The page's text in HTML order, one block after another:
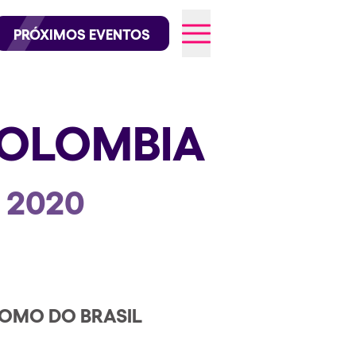
en Instagram
en TikTok
PRÓXIMOS EVENTOS
2020
DO BRASIL